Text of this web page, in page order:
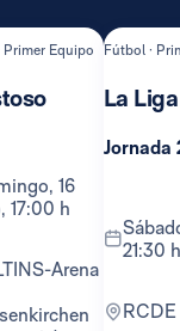
Primer Equipo
17:00 h
Fútbol ·
La Liga
Jornada
sábado, 22 ago,
21:30 h